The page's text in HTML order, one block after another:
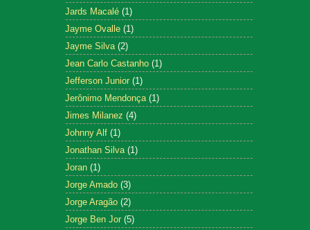
Jards Macalé (1)
Jayme Ovalle (1)
Jayme Silva (2)
Jean Carlo Castanho (1)
Jefferson Junior (1)
Jerônimo Mendonça (1)
Jimes Milanez (4)
Johnny Alf (1)
Jonathan Silva (1)
Joran (1)
Jorge Amado (3)
Jorge Aragão (2)
Jorge Ben Jor (5)